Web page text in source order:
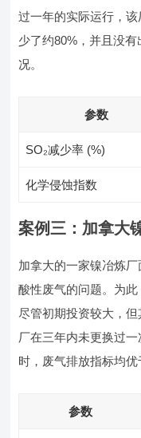
过一年的实际运行，
少了约80%，并且没
况。
参数
SO₂减少率 (%)
化学侵蚀指数
案例三：加拿大
加拿大的一家镍冶炼
酸性废气的问题。为此
尽管初期投资较大，
厂在三年内未更换过
时，废气排放指标均优
参数